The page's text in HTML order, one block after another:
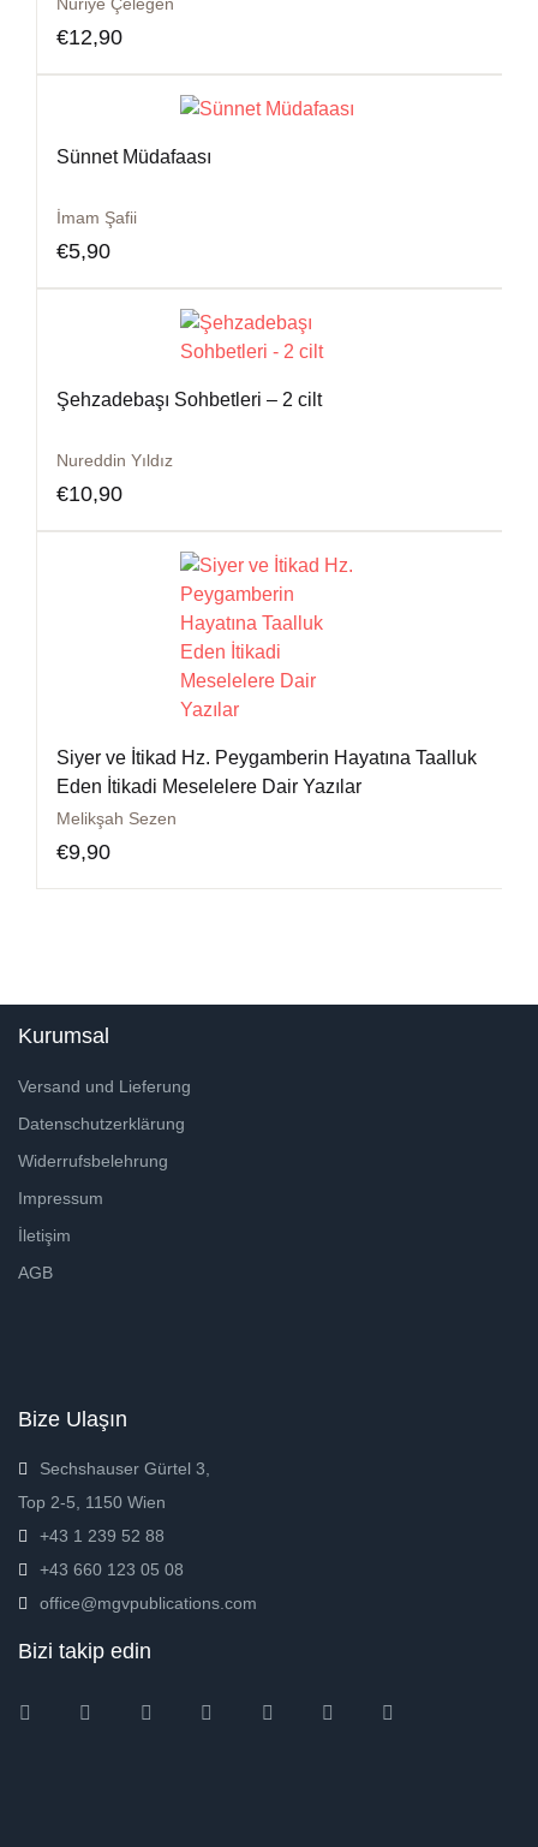
€12,90
Sünnet Müdafaası
İmam Şafii
€5,90
Şehzadebaşı Sohbetleri – 2 cilt
Nureddin Yıldız
€10,90
Siyer ve İtikad Hz. Peygamberin Hayatına Taalluk
Eden İtikadi Meselelere Dair Yazılar
Melikşah Sezen
€9,90
Kurumsal
Versand und Lieferung
Datenschutzerklärung
Widerrufsbelehrung
Impressum
İletişim
AGB
Bize Ulaşın
Sechshauser Gürtel 3,
Top 2-5, 1150 Wien
+43 1 239 52 88
+43 660 123 05 08
office@mgvpublications.com
Bizi takip edin
InstagramFacebookTwitter Amazon Pinterest